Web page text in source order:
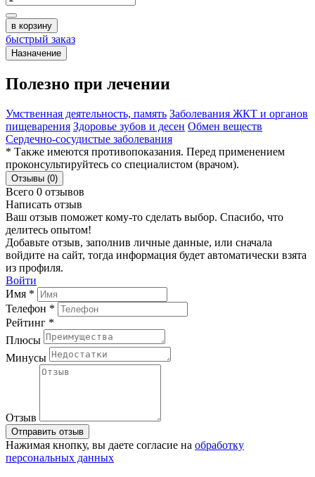
в корзину
быстрый заказ
Назначение
Полезно при лечении
Умственная деятельность, память Заболевания ЖКТ и органов
пищеварения Здоровье зубов и десен Обмен веществ
Сердечно-сосудистые заболевания
* Также имеются противопоказания. Перед применением
проконсультируйтесь со специалистом (врачом).
Отзывы (0)
Всего 0 отзывов
Написать отзыв
Ваш отзыв поможет кому-то сделать выбор. Спасибо, что
делитесь опытом!
Добавьте отзыв, заполнив личные данные, или сначала
войдите на сайт, тогда информация будет автоматически взята
из профиля.
Войти
Имя *
Телефон *
Рейтинг *
Плюсы
Минусы
Отзыв
Отправить отзыв
Нажимая кнопку, вы даете согласие на обработку
персональных данных